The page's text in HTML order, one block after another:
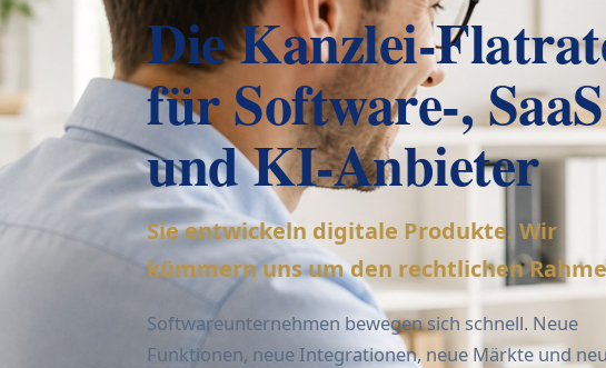
Die Kanzlei-
für Software-,
und KI-Anbieter
Sie entwickeln digitale Produkte. Wir
kümmern uns um den rechtlichen
Softwareunternehmen bewegen sich schnell. Neue
Funktionen, neue Integrationen, neue Märkte und